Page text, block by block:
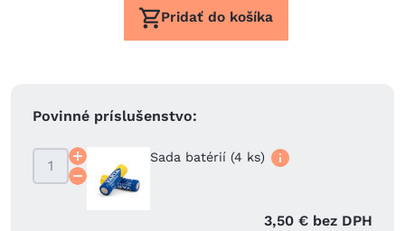
Pridať do košíka
Povinné príslušenstvo:
Sada batérií (4 ks)
3,50 € bez DPH